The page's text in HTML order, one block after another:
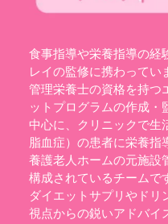
食事指導や栄養指導の経
レイの監修に携わってい
管理栄養士の資格を持つ
ットプログラムの作成・
中心に、クリニックで生
脂血症）の患者に栄養指
養護老人ホームの元施設
構成されているチームで
ダイエットサプリやドリ
視点からの鋭いアドバイ